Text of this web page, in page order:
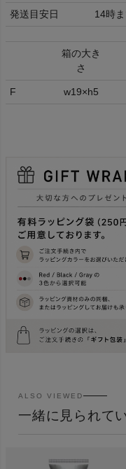
発送目安日 14時
箱の大き
さ
F w19×h5
ALSO VIEWED
一緒に見られて